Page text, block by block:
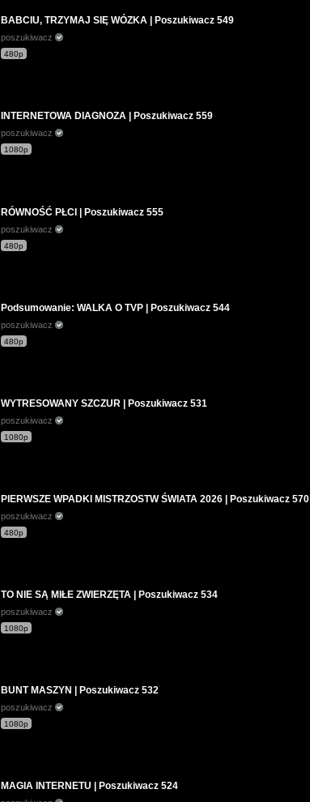
BABCIU, TRZYMAJ SIĘ WÓZKA | Poszukiwacz 549
poszukiwacz
480p
INTERNETOWA DIAGNOZA | Poszukiwacz 559
poszukiwacz
1080p
RÓWNOŚĆ PŁCI | Poszukiwacz 555
poszukiwacz
480p
Podsumowanie: WALKA O TVP | Poszukiwacz 544
poszukiwacz
480p
WYTRESOWANY SZCZUR | Poszukiwacz 531
poszukiwacz
1080p
PIERWSZE WPADKI MISTRZOSTW ŚWIATA 2026 | Poszukiwacz 570
poszukiwacz
480p
TO NIE SĄ MIŁE ZWIERZĘTA | Poszukiwacz 534
poszukiwacz
1080p
BUNT MASZYN | Poszukiwacz 532
poszukiwacz
1080p
MAGIA INTERNETU | Poszukiwacz 524